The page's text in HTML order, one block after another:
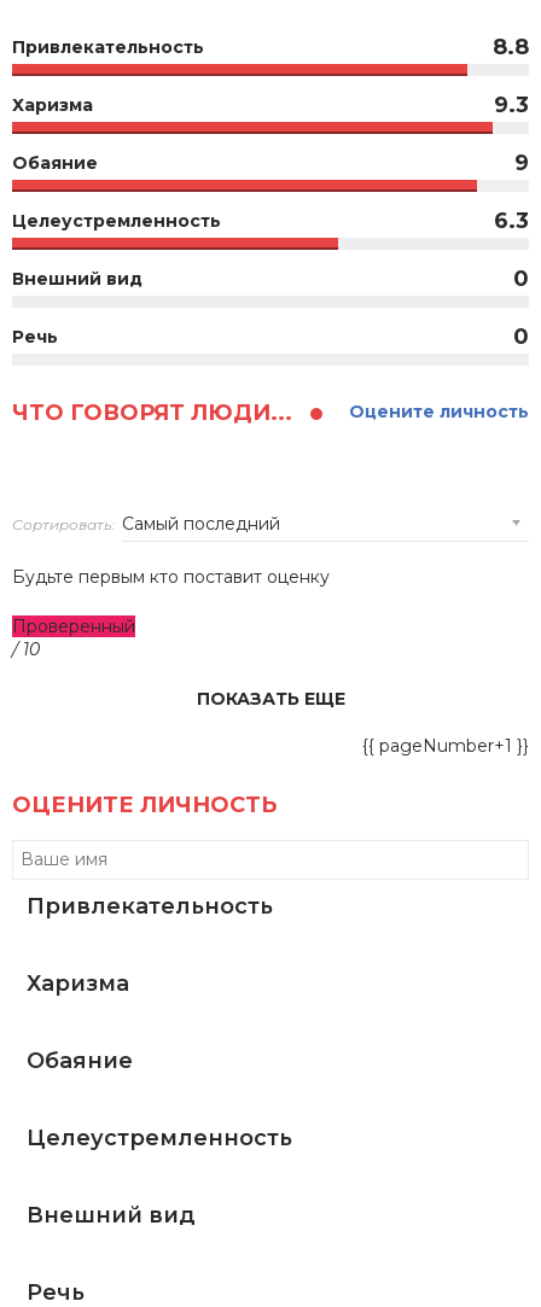
Привлекательность 8.8
Харизма 9.3
Обаяние 9
Целеустремленность 6.3
Внешний вид 0
Речь 0
ЧТО ГОВОРЯТ ЛЮДИ... Оцените личность
Сортировать:
Будьте первым кто поставит оценку
Проверенный
/ 10
ПОКАЗАТЬ ЕЩЕ
{{ pageNumber+1 }}
ОЦЕНИТЕ ЛИЧНОСТЬ
Привлекательность
Харизма
Обаяние
Целеустремленность
Внешний вид
Речь